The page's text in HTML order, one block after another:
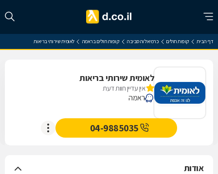
דף הבית קופות חולים כרמיאל והסביבה קופות חולים בראמה לאומית שירותי בריאות
לאומית שירותי בריאות
אין עדיין חוות דעת
ראמה
04-9885035
אודות